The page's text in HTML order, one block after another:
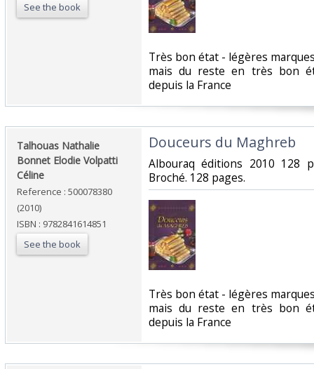
See the book
‎Très bon état - légères
mais du reste en très bon
depuis la France‎
‎Talhouas Nathalie
Bonnet Elodie Volpatti
Céline‎
Reference : 500078380
(2010)
ISBN : 9782841614851
See the book
‎Douceurs du Maghreb‎
‎Albouraq éditions 2010 128
Broché. 128 pages.‎
‎Très bon état - légères
mais du reste en très bon
depuis la France‎